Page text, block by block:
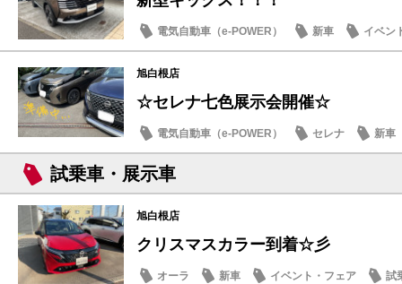
電気自動車（e-POWER） 新車 イベン
旭白根店
☆セレナ七色展示会開催☆
電気自動車（e-POWER） セレナ
新車
店内イベント
試乗車・展示車
旭白根店
クリスマスカラー到着☆彡
オーラ 新車 イベント・フェア 試